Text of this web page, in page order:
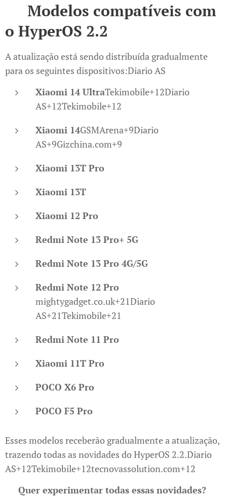
Modelos compatíveis com
o HyperOS 2.2
A atualização está sendo distribuída gradualmente
para os seguintes dispositivos:​Diario AS
Xiaomi 14 Ultra​Tekimobile+12Diario
AS+12Tekimobile+12
Xiaomi 14​GSMArena+9Diario
AS+9Gizchina.com+9
Xiaomi 13T Pro
Xiaomi 13T
Xiaomi 12 Pro
Redmi Note 13 Pro+ 5G
Redmi Note 13 Pro 4G/5G
Redmi Note 12 Pro
mightygadget.co.uk+21Diario
AS+21Tekimobile+21
Redmi Note 11 Pro
Xiaomi 11T Pro
POCO X6 Pro
POCO F5 Pro
Esses modelos receberão gradualmente a atualização,
trazendo todas as novidades do HyperOS 2.2.​Diario
AS+12Tekimobile+12tecnovassolution.com+12
Quer experimentar todas essas novidades?